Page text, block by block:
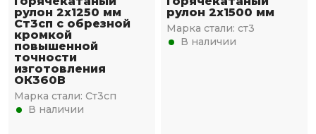
рулон 2х1250 мм
Ст3сп с обрезной
кромкой
повышенной
точности
изготовления
ОК360В
Марка стали: Ст3сп
В наличии
рулон 2х1500 мм
Марка стали: ст3
В наличии